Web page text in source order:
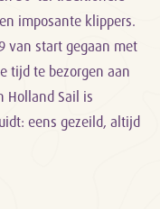
imposante klippers.
van start gegaan met
tijd te bezorgen aan
Holland Sail is
eens gezeild, altijd